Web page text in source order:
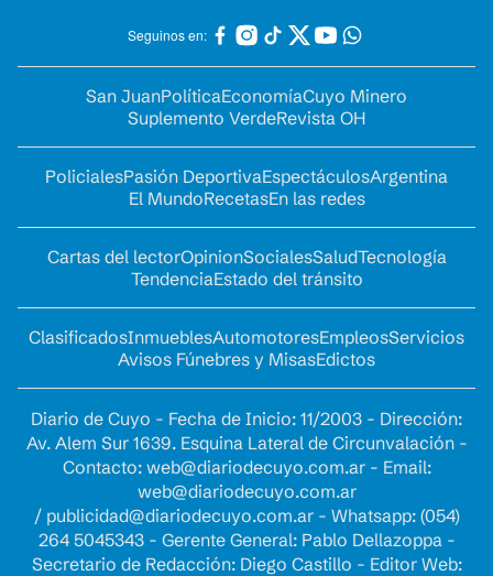
Seguinos en:
San JuanPolíticaEconomíaCuyo Minero
Suplemento VerdeRevista OH
PolicialesPasión DeportivaEspectáculosArgentina
El MundoRecetasEn las redes
Cartas del lectorOpinionSocialesSaludTecnología
TendenciaEstado del tránsito
ClasificadosInmueblesAutomotoresEmpleosServicios
Avisos Fúnebres y MisasEdictos
Diario de Cuyo - Fecha de Inicio: 11/2003 - Dirección:
Av. Alem Sur 1639. Esquina Lateral de Circunvalación -
Contacto: web@diariodecuyo.com.ar- Email:
web@diariodecuyo.com.ar
/ publicidad@diariodecuyo.com.ar- Whatsapp: (054)
264 5045343 - Gerente General: Pablo Dellazoppa -
Secretario de Redacción: Diego Castillo - Editor Web: